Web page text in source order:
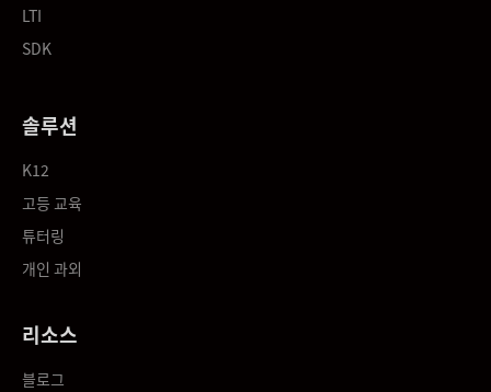
LTI
SDK
솔루션
K12
고등 교육
튜터링
개인 과외
리소스
블로그